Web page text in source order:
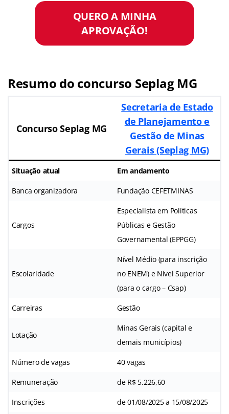
QUERO A MINHA
APROVAÇÃO!
Resumo do concurso Seplag MG
Concurso Seplag MG
Secretaria de Estado
de Planejamento e
Gestão de Minas
Gerais(Seplag MG)
Situação atual Em andamento
Banca organizadora Fundação CEFETMINAS
Cargos
Especialista em Políticas
Públicas e Gestão
Governamental (EPPGG)
Escolaridade
Nível Médio (para inscrição
no ENEM) e Nível Superior
(para o cargo – Csap)
Carreiras Gestão
Lotação
Minas Gerais (capital e
demais municípios)
Número de vagas 40 vagas
Remuneração de R$ 5.226,60
Inscrições de 01/08/2025 a 15/08/2025